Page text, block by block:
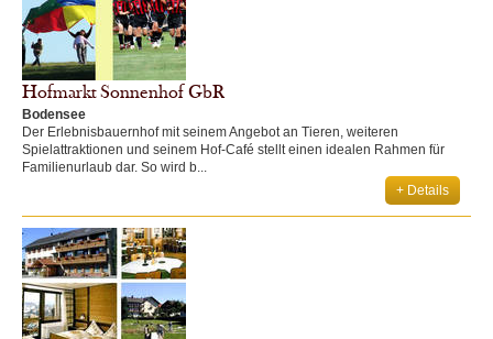
Hofmarkt Sonnenhof GbR
Bodensee
Der Erlebnisbauernhof mit seinem Angebot an Tieren, weiteren
Spielattraktionen und seinem Hof-Café stellt einen idealen Rahmen für
Familienurlaub dar. So wird b...
+ Details